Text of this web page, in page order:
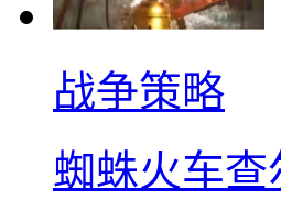
战争策略
蜘蛛火车查